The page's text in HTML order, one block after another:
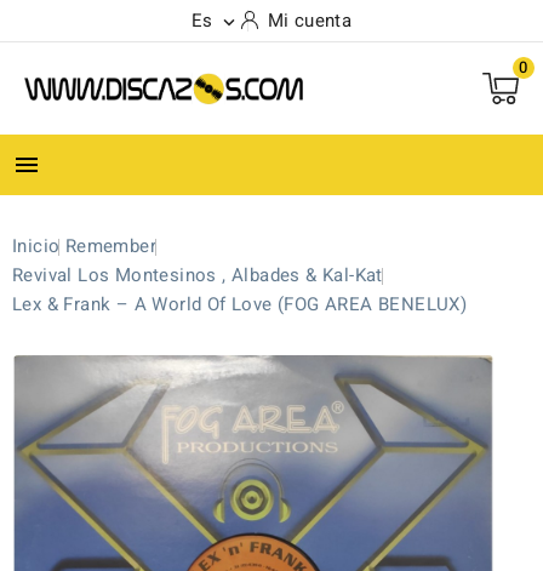
Es  Mi cuenta
0

Inicio Remember
Revival Los Montesinos , Albades & Kal-Kat
Lex & Frank ‎– A World Of Love (FOG AREA BENELUX)